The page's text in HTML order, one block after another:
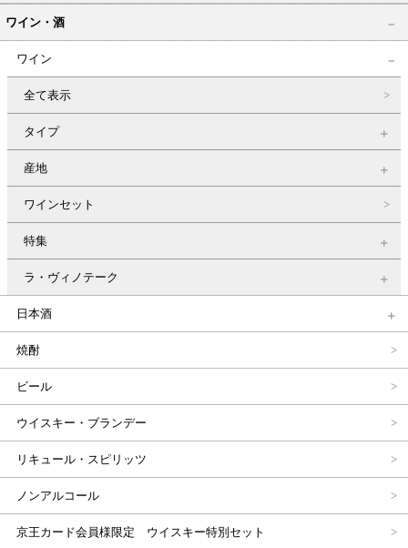
ワイン・酒
ワイン
全て表示
タイプ
産地
ワインセット
特集
ラ・ヴィノテーク
日本酒
焼酎
ビール
ウイスキー・ブランデー
リキュール・スピリッツ
ノンアルコール
京王カード会員様限定 ウイスキー特別セット